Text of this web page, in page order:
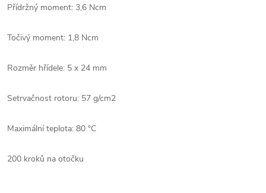
Přídržný moment: 3,6 Ncm
Točivý moment: 1,8 Ncm
Rozměr hřídele: 5 x 24 mm
Setrvačnost rotoru: 57 g/cm2
Maximální teplota: 80 °C
200 kroků na otočku